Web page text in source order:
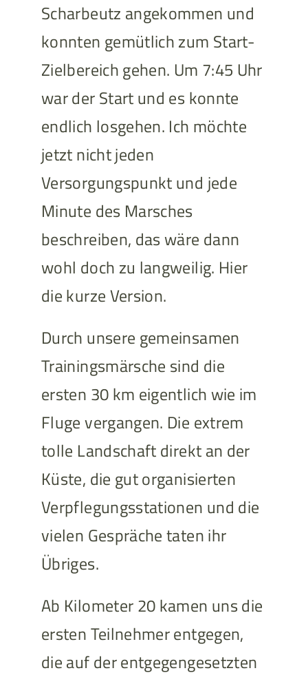
Scharbeutz angekommen und
konnten gemütlich zum Start-
Zielbereich gehen. Um 7:45 Uhr
war der Start und es konnte
endlich losgehen. Ich möchte
jetzt nicht jeden
Versorgungspunkt und jede
Minute des Marsches
beschreiben, das wäre dann
wohl doch zu langweilig. Hier
die kurze Version.
Durch unsere gemeinsamen
Trainingsmärsche sind die
ersten 30 km eigentlich wie im
Fluge vergangen. Die extrem
tolle Landschaft direkt an der
Küste, die gut organisierten
Verpflegungsstationen und die
vielen Gespräche taten ihr
Übriges.
Ab Kilometer 20 kamen uns die
ersten Teilnehmer entgegen,
die auf der entgegengesetzten